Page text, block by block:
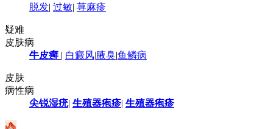
脱发| 过敏| 荨麻疹
疑难
皮肤病
牛皮癣 | 白癜风|腋臭|鱼鳞病
皮肤
病性病
尖锐湿疣| 生殖器疱疹| 生殖器疱疹